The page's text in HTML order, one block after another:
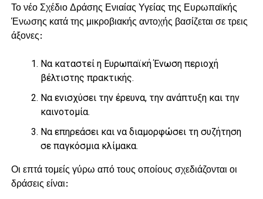
Το νέο Σχέδιο Δράσης Ενιαίας Υγείας της Ευρωπαϊκής
Ένωσης κατά της μικροβιακής αντοχής βασίζεται σε τρεις
άξονες:
Να καταστεί η Ευρωπαϊκή Ένωση περιοχή
βέλτιστης πρακτικής.
Να ενισχύσει την έρευνα, την ανάπτυξη και την
καινοτομία.
Να επηρεάσει και να διαμορφώσει τη συζήτηση
σε παγκόσμια κλίμακα.
Οι επτά τομείς γύρω από τους οποίους σχεδιάζονται οι
δράσεις είναι: